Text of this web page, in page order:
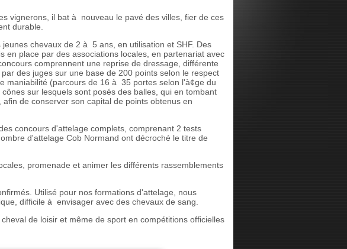
vignerons, il bat à nouveau le pavé des villes, fier de ces
durable.
chevaux de 2 à 5 ans, en utilisation et SHF. Des
en place par des associations locales, en partenariat avec
comprennent une reprise de dressage, différente
des juges sur une base de 200 points selon le respect
maniabilité (parcours de 16 à 35 portes selon l'à¢ge du
sur lesquels sont posés des balles, qui en tombant
de conserver son capital de points obtenus en
concours d'attelage complets, comprenant 2 tests
d'attelage Cob Normand ont décroché le titre de
promenade et animer les différents rassemblements
Utilisé pour nos formations d'attelage, nous
difficile à envisager avec des chevaux de sang.
de loisir et même de sport en compétitions officielles